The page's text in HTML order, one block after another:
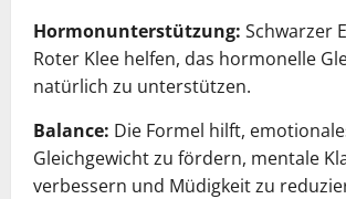
Hormonunterstützung: Schwarzer
Roter Klee helfen, das hormonelle
natürlich zu unterstützen.
Balance: Die Formel hilft,
Gleichgewicht zu fördern, mentale
verbessern und Müdigkeit zu